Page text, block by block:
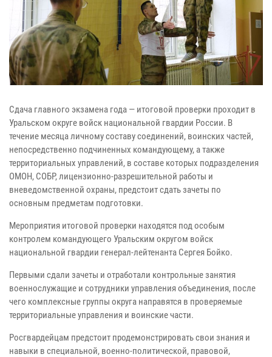
Сдача главного экзамена года — итоговой проверки проходит в
Уральском округе войск национальной гвардии России. В
течение месяца личному составу соединений, воинских частей,
непосредственно подчиненных командующему, а также
территориальных управлений, в составе которых подразделения
ОМОН, СОБР, лицензионно-разрешительной работы и
вневедомственной охраны, предстоит сдать зачеты по
основным предметам подготовки.
Мероприятия итоговой проверки находятся под особым
контролем командующего Уральским округом войск
национальной гвардии генерал-лейтенанта Сергея Бойко.
Первыми сдали зачеты и отработали контрольные занятия
военнослужащие и сотрудники управления объединения, после
чего комплексные группы округа направятся в проверяемые
территориальные управления и воинские части.
Росгвардейцам предстоит продемонстрировать свои знания и
навыки в специальной, военно-политической, правовой,